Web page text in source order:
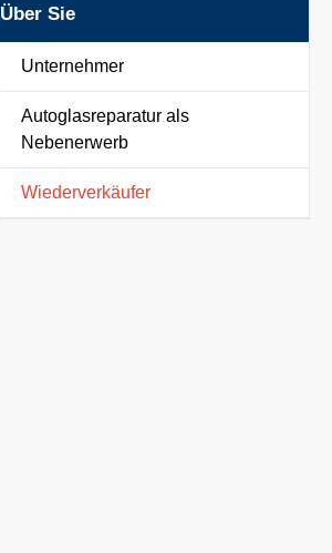
Über Sie
Unternehmer
Autoglasreparatur als
Nebenerwerb
Wiederverkäufer